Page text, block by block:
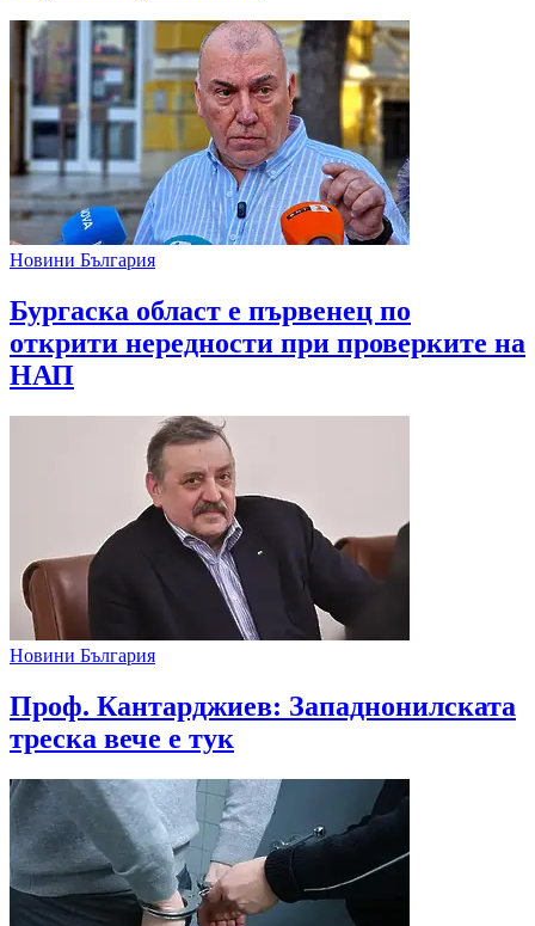
Новини България
Бургаска област е първенец по
открити нередности при проверките на
НАП
Новини България
Проф. Кантарджиев: Западнонилската
треска вече е тук